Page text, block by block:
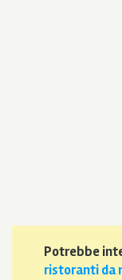
Potrebbe
ristoranti da